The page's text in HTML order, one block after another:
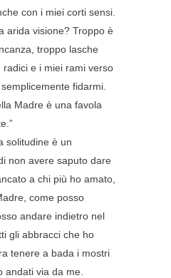
con i miei corti sensi.
arida visione? Troppo è
troppo lasche
e i miei rami verso
fidarmi.
Madre è una favola
solitudine è un
non avere saputo dare
a chi più ho amato,
come posso
andare indietro nel
gli abbracci che ho
tenere a bada i mostri
andati via da me.